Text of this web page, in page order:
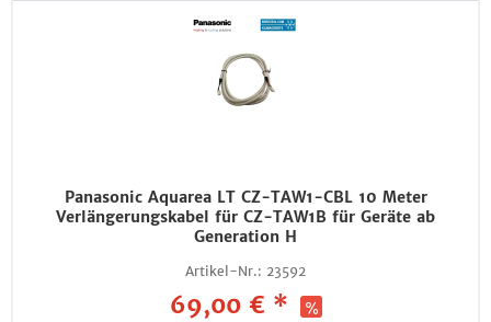
Panasonic Aquarea LT CZ-TAW1-CBL 10 Meter
Verlängerungskabel für CZ-TAW1B für Geräte ab
Generation H
Artikel-Nr.: 23592
69,00 € *